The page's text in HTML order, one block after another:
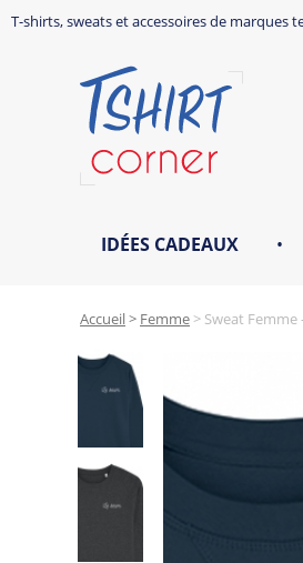
T-shirts, sweats et accessoires de marques
IDÉES CADEAUX •
Accueil> Femme > Sweat Femme